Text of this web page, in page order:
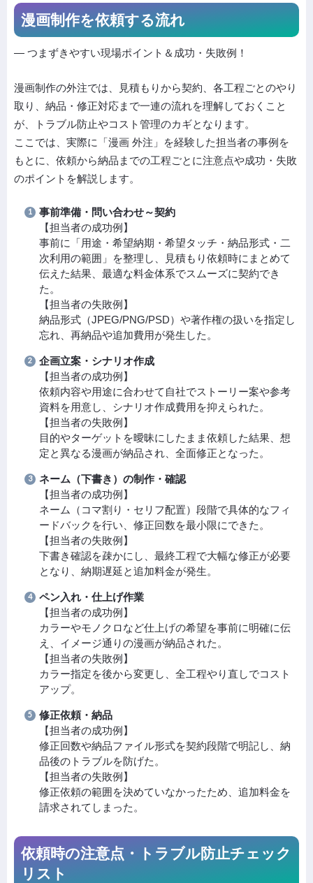
漫画制作を依頼する流れ
― つまずきやすい現場ポイント＆成功・失敗例！
漫画制作の外注では、見積もりから契約、各工程ごとのやり
取り、納品・修正対応まで一連の流れを理解しておくこと
が、トラブル防止やコスト管理のカギとなります。
ここでは、実際に「漫画 外注」を経験した担当者の事例を
もとに、依頼から納品までの工程ごとに注意点や成功・失敗
のポイントを解説します。
事前準備・問い合わせ～契約
【担当者の成功例】
事前に「用途・希望納期・希望タッチ・納品形式・二
次利用の範囲」を整理し、見積もり依頼時にまとめて
伝えた結果、最適な料金体系でスムーズに契約でき
た。
【担当者の失敗例】
納品形式（JPEG/PNG/PSD）や著作権の扱いを指定し
忘れ、再納品や追加費用が発生した。
企画立案・シナリオ作成
【担当者の成功例】
依頼内容や用途に合わせて自社でストーリー案や参考
資料を用意し、シナリオ作成費用を抑えられた。
【担当者の失敗例】
目的やターゲットを曖昧にしたまま依頼した結果、想
定と異なる漫画が納品され、全面修正となった。
ネーム（下書き）の制作・確認
【担当者の成功例】
ネーム（コマ割り・セリフ配置）段階で具体的なフィ
ードバックを行い、修正回数を最小限にできた。
【担当者の失敗例】
下書き確認を疎かにし、最終工程で大幅な修正が必要
となり、納期遅延と追加料金が発生。
ペン入れ・仕上げ作業
【担当者の成功例】
カラーやモノクロなど仕上げの希望を事前に明確に伝
え、イメージ通りの漫画が納品された。
【担当者の失敗例】
カラー指定を後から変更し、全工程やり直しでコスト
アップ。
修正依頼・納品
【担当者の成功例】
修正回数や納品ファイル形式を契約段階で明記し、納
品後のトラブルを防げた。
【担当者の失敗例】
修正依頼の範囲を決めていなかったため、追加料金を
請求されてしまった。
依頼時の注意点・トラブル防止チェック
リスト